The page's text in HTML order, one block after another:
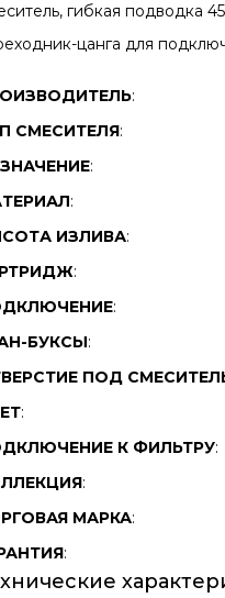
гибкая подводка
цанга для
:
СМЕСИТЕЛЯ:
:
:
ИЗЛИВА:
:
:
БУКСЫ:
ПОД
:
К ФИЛЬТРУ:
:
МАРКА:
: